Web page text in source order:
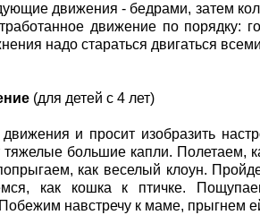
движения - бедрами, затем
движение по порядку:
надо стараться двигаться
(для детей с 4 лет)
и просит изобразить
большие капли. Полетаем,
как веселый клоун.
как кошка к птичке.
навстречу к маме, прыгнем